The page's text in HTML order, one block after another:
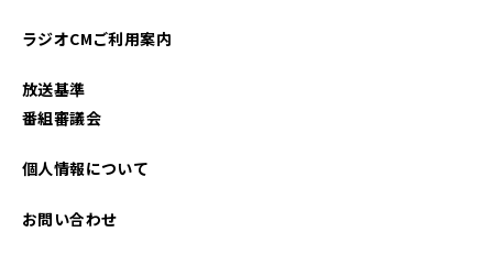
ラジオCMご利用案内
放送基準
番組審議会
個人情報について
お問い合わせ